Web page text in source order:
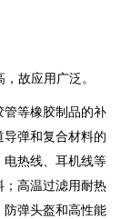
故应用广泛。
等橡胶制品的补
弹和复合材料的
电热线、耳机线等
；高温过滤用耐热
防弹头盔和高性能